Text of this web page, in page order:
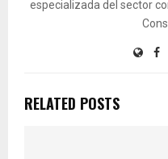
especializada del sector
RELATED POSTS